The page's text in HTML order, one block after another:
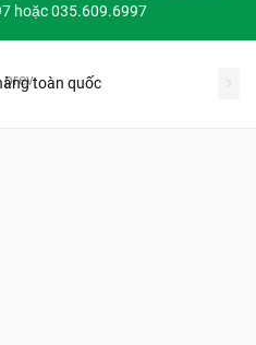
hoặc 035.609.6997
toàn quốc
prev